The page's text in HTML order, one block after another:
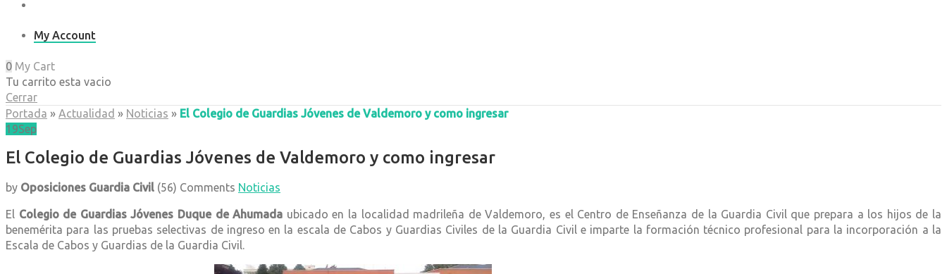
My Account
0 My Cart
Tu carrito esta vacio
Cerrar
Portada » Actualidad » Noticias » El Colegio de Guardias Jóvenes de Valdemoro y como ingresar
19Sep
El Colegio de Guardias Jóvenes de Valdemoro y como ingresar
by Oposiciones Guardia Civil (56) Comments Noticias
El Colegio de Guardias Jóvenes Duque de Ahumada ubicado en la localidad madrileña de Valdemoro, es el Centro de Enseñanza de la Guardia Civil que prepara a los hijos de la
benemérita para las pruebas selectivas de ingreso en la escala de Cabos y Guardias Civiles de la Guardia Civil e imparte la formación técnico profesional para la incorporación a la
Escala de Cabos y Guardias de la Guardia Civil.